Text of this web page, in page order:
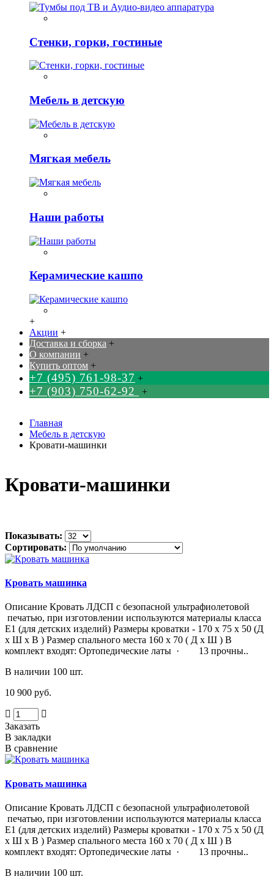
Стенки, горки, гостиные
Мебель в детскую
Мягкая мебель
Наши работы
Керамические кашпо
+
Акции +
Доставка и сборка +
О компании +
Купить оптом +
+7 (495) 761-98-37 +
+7 (903) 750-62-92 +
Главная
Мебель в детскую
Кровати-машинки
Кровати-машинки
Показывать:
Сортировать:
Кровать машинка
Описание Кровать ЛДСП с безопасной ультрафиолетовой
печатью, при изготовлении используются материалы класса
Е1 (для детских изделий) Размеры кроватки - 170 х 75 х 50 (Д
х Ш х В ) Размер спального места 160 х 70 ( Д х Ш ) В
комплект входят: Ортопедические латы · 13 прочны..
В наличии 100 шт.
10 900 руб.
Заказать
В закладки
В сравнение
Кровать машинка
Описание Кровать ЛДСП с безопасной ультрафиолетовой
печатью, при изготовлении используются материалы класса
Е1 (для детских изделий) Размеры кроватки - 170 х 75 х 50 (Д
х Ш х В ) Размер спального места 160 х 70 ( Д х Ш ) В
комплект входят: Ортопедические латы · 13 прочны..
В наличии 100 шт.